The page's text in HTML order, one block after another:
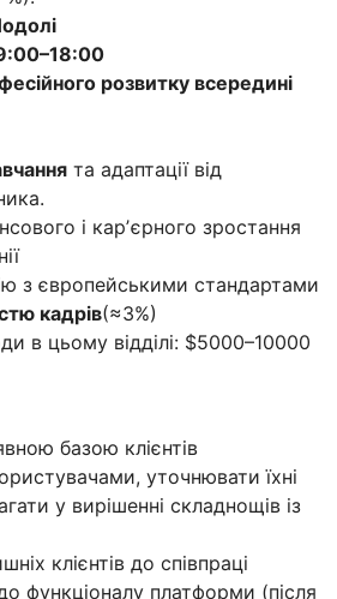
розвитку всередині
та адаптації від
і карʼєрного зростання
з європейськими стандартами
кадрів(≈3%)
в цьому відділі: $5000–10000
базою клієнтів
уточнювати їхні
у вирішенні складнощів із
клієнтів до співпраці
функціоналу платформи (після